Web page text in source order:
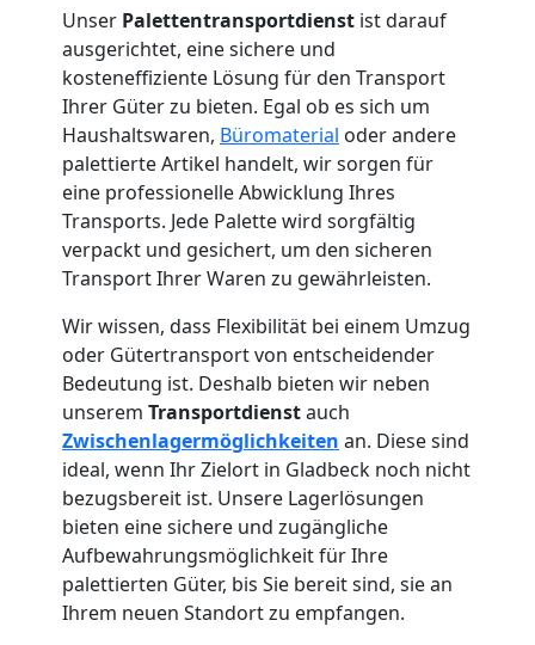
Unser Palettentransportdienst ist darauf
ausgerichtet, eine sichere und
kosteneffiziente Lösung für den Transport
Ihrer Güter zu bieten. Egal ob es sich um
Haushaltswaren, Büromaterial oder andere
palettierte Artikel handelt, wir sorgen für
eine professionelle Abwicklung Ihres
Transports. Jede Palette wird sorgfältig
verpackt und gesichert, um den sicheren
Transport Ihrer Waren zu gewährleisten.
Wir wissen, dass Flexibilität bei einem Umzug
oder Gütertransport von entscheidender
Bedeutung ist. Deshalb bieten wir neben
unserem Transportdienstauch
Zwischenlagermöglichkeiten an. Diese sind
ideal, wenn Ihr Zielort in Gladbeck noch nicht
bezugsbereit ist. Unsere Lagerlösungen
bieten eine sichere und zugängliche
Aufbewahrungsmöglichkeit für Ihre
palettierten Güter, bis Sie bereit sind, sie an
Ihrem neuen Standort zu empfangen.
Umzug